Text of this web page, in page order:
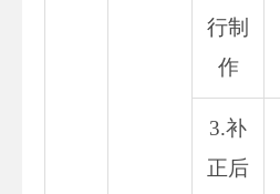
行制
作
3.补
正后